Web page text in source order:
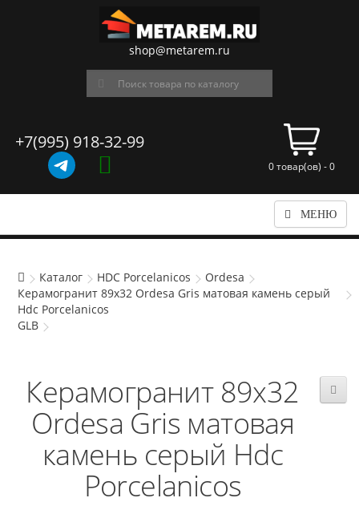
shop@metarem.ru
+7(995) 918-32-99
0 товар(ов) - 0
МЕНЮ
Каталог HDC Porcelanicos
Ordesa
Керамогранит 89x32 Ordesa Gris матовая камень серый
Hdc Porcelanicos
GLB
Керамогранит 89x32
Ordesa Gris матовая
камень серый Hdc
Porcelanicos